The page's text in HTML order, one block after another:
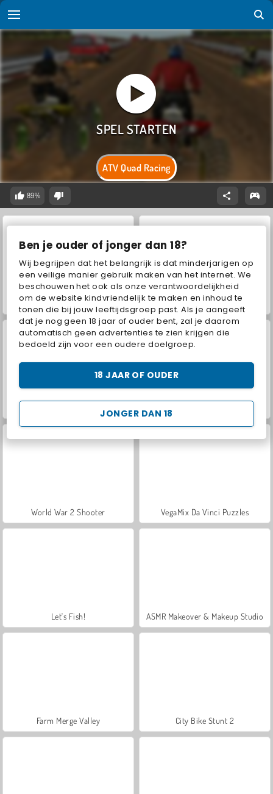
Ben je ouder of jonger dan 18?
Wij begrijpen dat het belangrijk is dat minderjarigen op
een veilige manier gebruik maken van het internet. We
beschouwen het ook als onze verantwoordelijkheid
om de website kindvriendelijk te maken en inhoud te
tonen die bij jouw leeftijdsgroep past. Als je aangeeft
dat je nog geen 18 jaar of ouder bent, zal je daarom
automatisch geen advertenties te zien krijgen die
bedoeld zijn voor een oudere doelgroep.
JONGER DAN 18
18 JAAR OF OUDER
ATV Quad Racing
89%
ATV-race Scooterprinsessen aankleden
Hidden Object: Street of Secrets
World War 2 Shooter VegaMix Da Vinci Puzzles
Let's Fish! ASMR Makeover & Makeup Studio
Farm Merge Valley City Bike Stunt 2